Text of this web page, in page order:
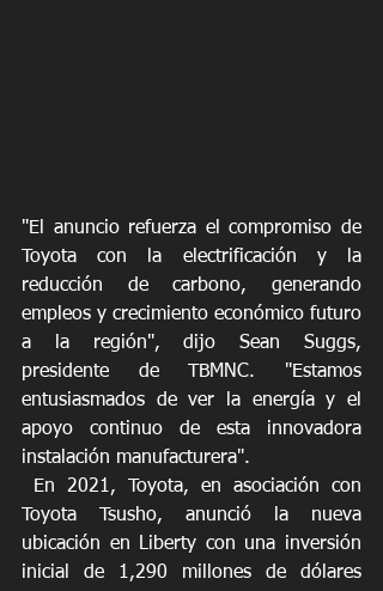
"El anuncio refuerza el compromiso de
Toyota con la electrificación y la
reducción de carbono, generando
empleos y crecimiento económico futuro
a la región", dijo Sean Suggs,
presidente de TBMNC. "Estamos
entusiasmados de ver la energía y el
apoyo continuo de esta innovadora
instalación manufacturera".
Toyota Tsusho, anunció la nueva
ubicación en Liberty con una inversión
inicial de 1,290 millones de dólares